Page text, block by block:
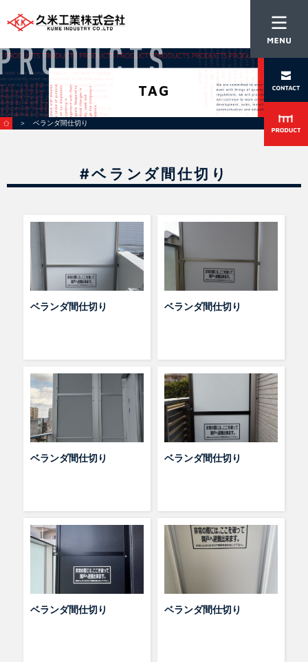
TAG
＞ ベランダ間仕切り
#ベランダ間仕切り
ベランダ間仕切り ベランダ間仕切り
ベランダ間仕切り ベランダ間仕切り
ベランダ間仕切り ベランダ間仕切り